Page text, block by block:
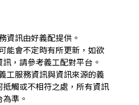
資訊由好義配提供。
能會不定時有所更新，如欲
，請參考義工配對平台。
工服務資訊與資訊來源的義
觸或不相符之處，所有資訊
準。